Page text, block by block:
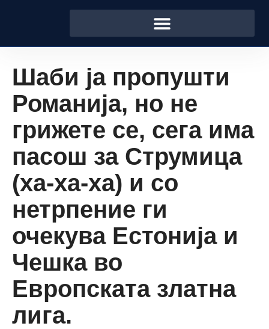
Шаби ја пропушти
Романија, но не
грижете се, сега има
пасош за Струмица
(ха-ха-ха) и со
нетрпение ги
очекува Естонија и
Чешка во
Европската златна
лига.